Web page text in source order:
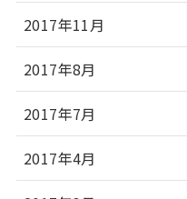
2017年11月
2017年8月
2017年7月
2017年4月